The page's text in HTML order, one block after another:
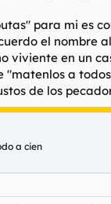
para mi es
el nombre
viviente en un
"matenlos a
de los
a cien